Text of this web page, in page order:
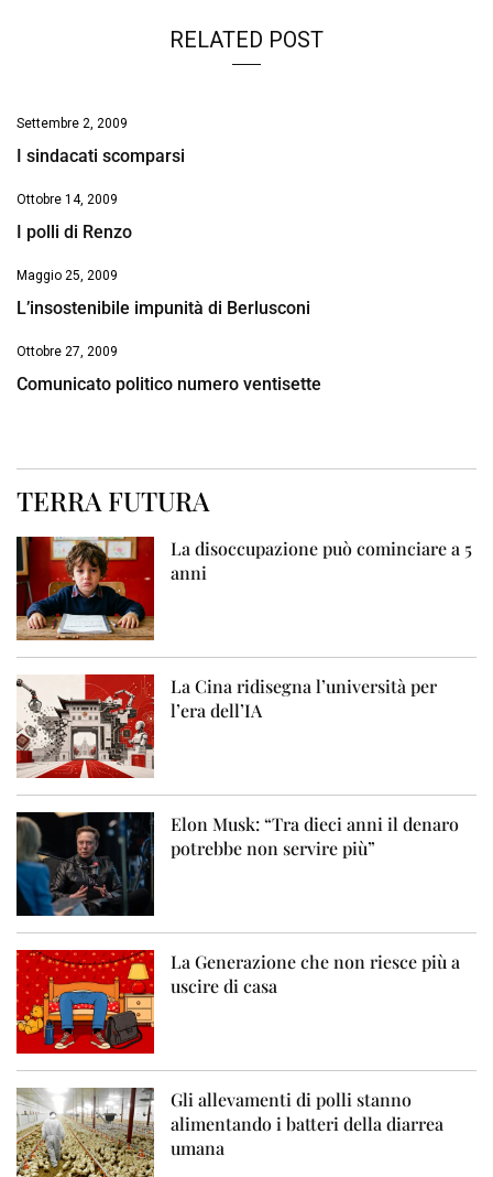
RELATED POST
Settembre 2, 2009
I sindacati scomparsi
Ottobre 14, 2009
I polli di Renzo
Maggio 25, 2009
L’insostenibile impunità di Berlusconi
Ottobre 27, 2009
Comunicato politico numero ventisette
TERRA FUTURA
La disoccupazione può cominciare a 5
anni
La Cina ridisegna l’università per
l’era dell’IA
Elon Musk: “Tra dieci anni il denaro
potrebbe non servire più”
La Generazione che non riesce più a
uscire di casa
Gli allevamenti di polli stanno
alimentando i batteri della diarrea
umana